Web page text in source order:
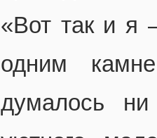
«Вот так и я
одним
думалось